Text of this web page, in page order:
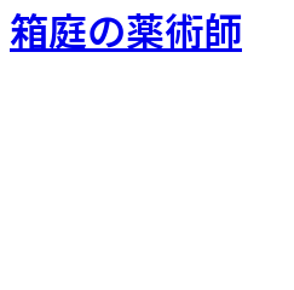
箱庭の薬術師